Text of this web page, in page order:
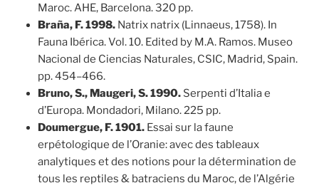
Maroc. AHE, Barcelona. 320 pp.
Braña, F. 1998.Natrix natrix (Linnaeus, 1758). In
Fauna Ibérica. Vol. 10. Edited by M.A. Ramos. Museo
Nacional de Ciencias Naturales, CSIC, Madrid, Spain.
pp. 454–466.
Bruno, S., Maugeri, S. 1990.Serpenti d’Italia e
d’Europa. Mondadori, Milano. 225 pp.
Doumergue, F. 1901.Essai sur la faune
erpétologique de l’Oranie: avec des tableaux
analytiques et des notions pour la détermination de
tous les reptiles & batraciens du Maroc, de l’Algérie